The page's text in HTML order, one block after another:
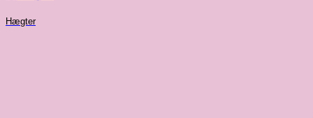
Hægter